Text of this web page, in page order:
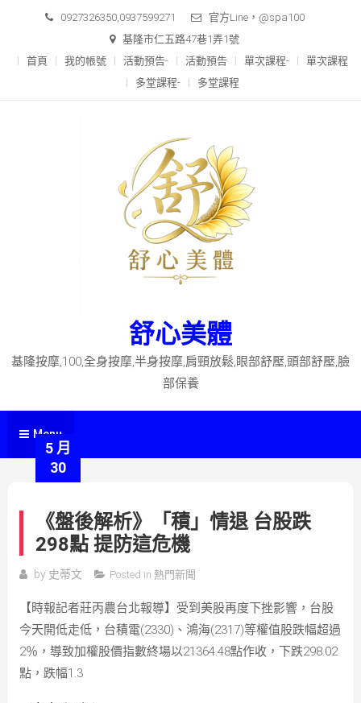
content
0927326350,0937599271
官方Line，@spa100
基隆市仁五路47巷1弄1號
首頁
我的帳號 活動預告- 活動預告 單次課程-
單次課程
多堂課程-
多堂課程
舒心美體
基隆按摩,100,全身按摩,半身按摩,肩頸放鬆,眼部舒壓,頭部舒壓,臉
部保養
Menu
5 月
30
《盤後解析》「積」情退 台股跌
298點 提防這危機
by 史蒂文 Posted in 熱門新聞
【時報記者莊丙農台北報導】受到美股再度下挫影響，台股
今天開低走低，台積電(2330)、鴻海(2317)等權值股跌幅超過
2％，導致加權股價指數終場以21364.48點作收，下跌298.02
點，跌幅1.3